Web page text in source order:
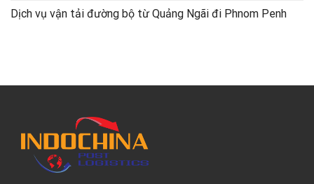
Dịch vụ vận tải đường bộ từ Quảng Ngãi đi Phnom Penh